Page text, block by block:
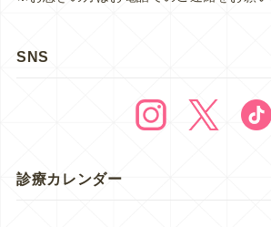
SNS
診療カレンダー